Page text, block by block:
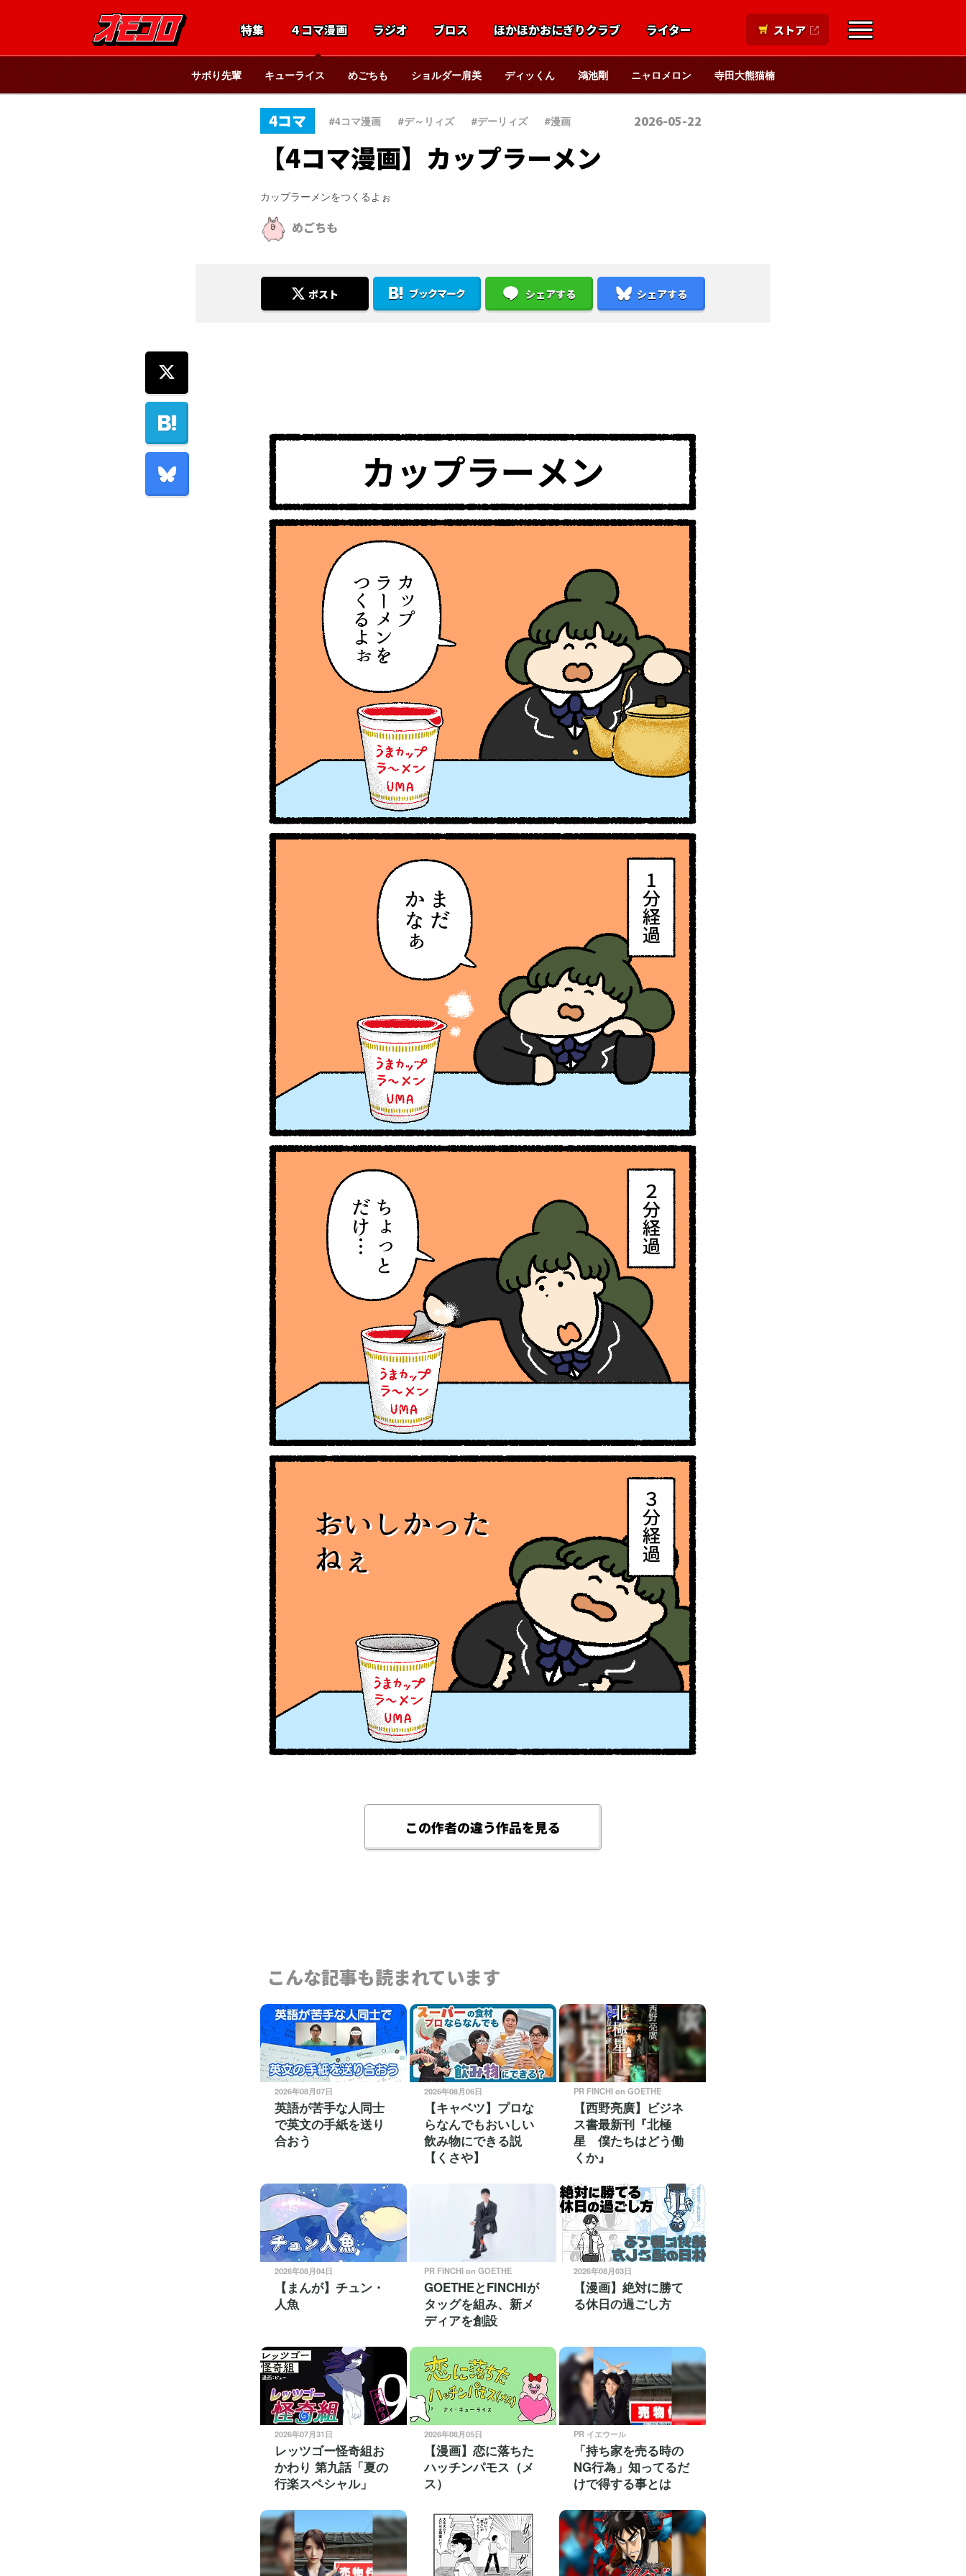
特集 ４コマ漫画 ラジオ ブロス ほかほかおにぎりクラブ ライター ストア
サボり先輩 キューライス めごちも ショルダー肩美 ディッくん 鴻池剛 ニャロメロン 寺田大熊猫楠
4コマ #4コマ漫画 #デ～リィズ #デーリィズ #漫画 2026-05-22
【4コマ漫画】カップラーメン
カップラーメンをつくるよぉ
めごちも
ポスト ブックマーク シェアする シェアする
この作者の違う作品を見る
こんな記事も読まれています
2026年08月07日
英語が苦手な人同士
で英文の手紙を送り
合おう
2026年08月06日
【キャベツ】プロな
らなんでもおいしい
飲み物にできる説
【くさや】
PR FINCHI on GOETHE
【西野亮廣】ビジネ
ス書最新刊『北極
星 僕たちはどう働
くか』
2026年08月04日
【まんが】チュン・
人魚
PR FINCHI on GOETHE
GOETHEとFINCHIが
タッグを組み、新メ
ディアを創設
2026年08月03日
【漫画】絶対に勝て
る休日の過ごし方
2026年07月31日
レッツゴー怪奇組お
かわり 第九話「夏の
行楽スペシャル」
2026年08月05日
【漫画】恋に落ちた
ハッチンパモス（メ
ス）
PR イエウール
「持ち家を売る時の
NG行為」知ってるだ
けで得する事とは